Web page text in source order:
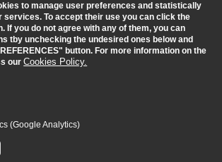
to manage user preferences and statistically
services. To accept their use you can click the
If you do not agree with any of them, you can
tby unchecking the undesired ones below and
button. For more information on the
our Cookies Policy.
(Google Analytics)